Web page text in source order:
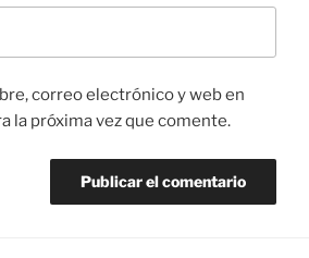
correo electrónico y web en
la próxima vez que comente.